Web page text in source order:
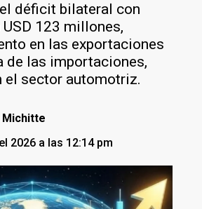
déficit bilateral con
123 millones,
en las exportaciones
de las importaciones,
el sector automotriz.
Michitte
2026 a las 12:14 pm